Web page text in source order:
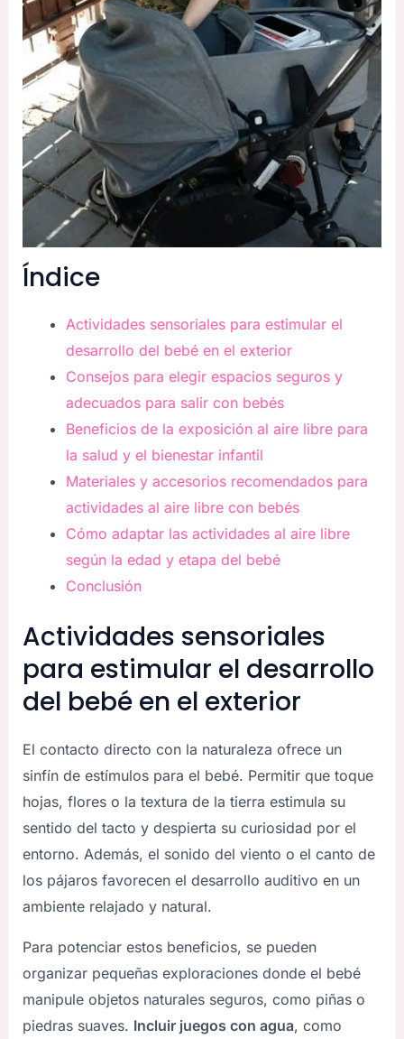
Índice
Actividades sensoriales para estimular el
desarrollo del bebé en el exterior
Consejos para elegir espacios seguros y
adecuados para salir con bebés
Beneficios de la exposición al aire libre para
la salud y el bienestar infantil
Materiales y accesorios recomendados para
actividades al aire libre con bebés
Cómo adaptar las actividades al aire libre
según la edad y etapa del bebé
Conclusión
Actividades sensoriales
para estimular el desarrollo
del bebé en el exterior
El contacto directo con la naturaleza ofrece un
sinfín de estímulos para el bebé. Permitir que toque
hojas, flores o la textura de la tierra estimula su
sentido del tacto y despierta su curiosidad por el
entorno. Además, el sonido del viento o el canto de
los pájaros favorecen el desarrollo auditivo en un
ambiente relajado y natural.
Para potenciar estos beneficios, se pueden
organizar pequeñas exploraciones donde el bebé
manipule objetos naturales seguros, como piñas o
piedras suaves. Incluir juegos con agua, como